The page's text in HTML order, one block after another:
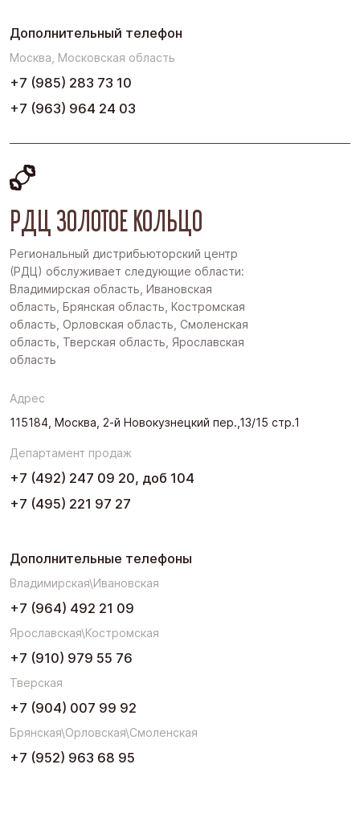
Дополнительный телефон
Москва, Московская область
+7 (985) 283 73 10
+7 (963) 964 24 03
РДЦ ЗОЛОТОЕ КОЛЬЦО
Региональный дистрибьюторский центр
(РДЦ) обслуживает следующие области:
Владимирская область, Ивановская
область, Брянская область, Костромская
область, Орловская область, Смоленская
область, Тверская область, Ярославская
область
Адрес
115184, Москва, 2-й Новокузнецкий пер.,13/15 стр.1
Департамент продаж
+7 (492) 247 09 20, доб 104
+7 (495) 221 97 27
Дополнительные телефоны
Владимирская\Ивановская
+7 (964) 492 21 09
Ярославская\Костромская
+7 (910) 979 55 76
Тверская
+7 (904) 007 99 92
Брянская\Орловская\Смоленская
+7 (952) 963 68 95